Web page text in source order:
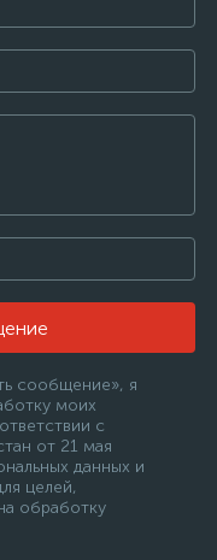
сообщение», я
моих
с
от 21 мая
данных и
целей,
обработку